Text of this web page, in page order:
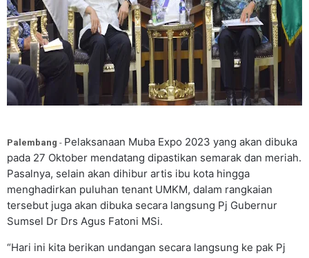
Palembang - Pelaksanaan Muba Expo 2023 yang akan dibuka
pada 27 Oktober mendatang dipastikan semarak dan meriah.
Pasalnya, selain akan dihibur artis ibu kota hingga
menghadirkan puluhan tenant UMKM, dalam rangkaian
tersebut juga akan dibuka secara langsung Pj Gubernur
Sumsel Dr Drs Agus Fatoni MSi.
“Hari ini kita berikan undangan secara langsung ke pak Pj